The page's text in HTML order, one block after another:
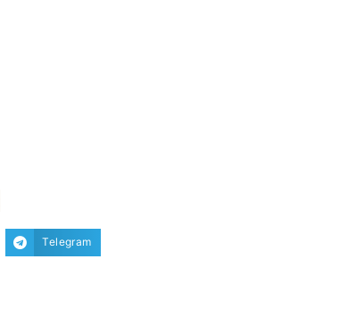
Telegram